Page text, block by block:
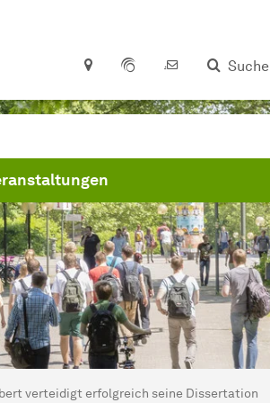
Suche
verteidigt erfolgreich seine Dissertation